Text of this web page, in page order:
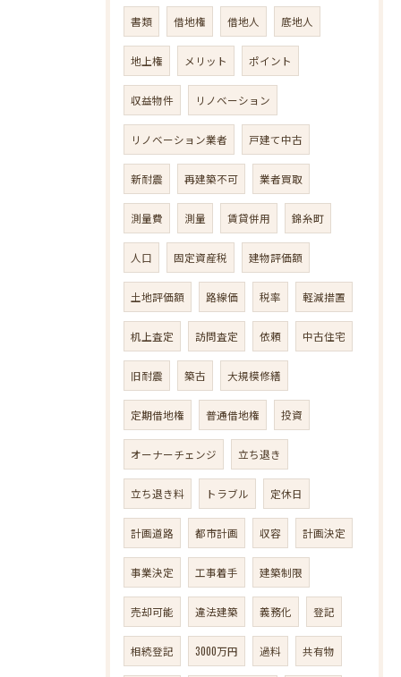
書類 借地権 借地人 底地人
地上権 メリット ポイント
収益物件 リノベーション
リノベーション業者 戸建て中古
新耐震 再建築不可 業者買取
測量費 測量 賃貸併用 錦糸町
人口 固定資産税 建物評価額
土地評価額 路線価 税率 軽減措置
机上査定 訪問査定 依頼 中古住宅
旧耐震 築古 大規模修繕
定期借地権 普通借地権 投資
オーナーチェンジ 立ち退き
立ち退き料 トラブル 定休日
計画道路 都市計画 収容 計画決定
事業決定 工事着手 建築制限
売却可能 違法建築 義務化 登記
相続登記 3000万円 過料 共有物